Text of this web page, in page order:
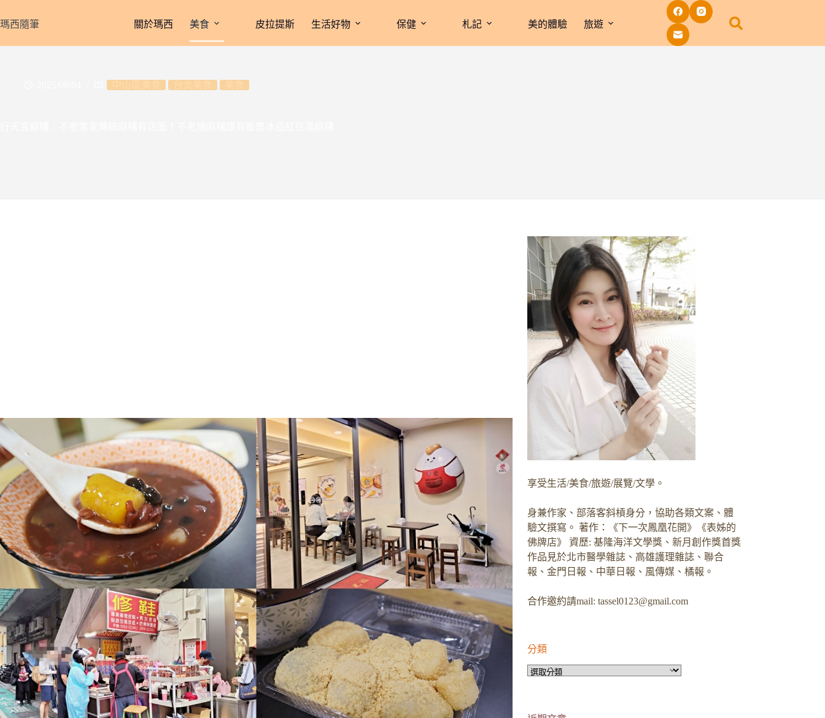
至
瑪西隨筆 關於瑪西 美食 皮拉提斯 生活好物 保健 札記 美的體驗 旅遊
享受生活/美食/旅遊/展覽/文學。
身兼作家、部落客斜槓身分，協助各類文案、體
驗文撰寫。 著作：《下一次鳳凰花開》《表姊的
佛牌店》 資歷: 基隆海洋文學獎、新月創作獎首獎
作品見於北市醫學雜誌、高雄護理雜誌、聯合
報、金門日報、中華日報、風傳媒、橘報。
合作邀約請mail: tassel0123@gmail.com
分類
分